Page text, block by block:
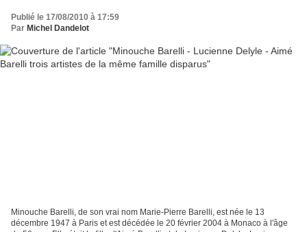
Publié le 17/08/2010 à 17:59
Par Michel Dandelot
Minouche Barelli, de son vrai nom Marie-Pierre Barelli, est née le 13
décembre 1947 à Paris et est décédée le 20 février 2004 à Monaco à l'âge